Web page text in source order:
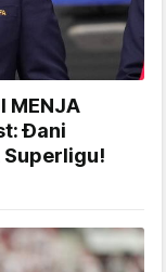
MENJA
Đani
Superligu!